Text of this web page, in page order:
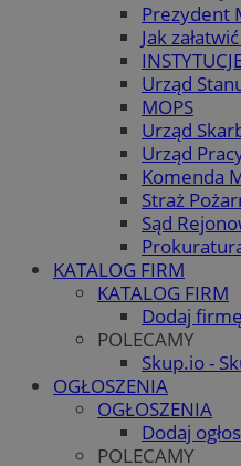
Prezydent
Jak
Urząd
MOPS
Urząd
Urząd
Komenda
Straż
Sąd
KATALOG FIRM
KATALOG FIRM
Dodaj
POLECAMY
Skup.io -
OGŁOSZENIA
OGŁOSZENIA
Dodaj
POLECAMY